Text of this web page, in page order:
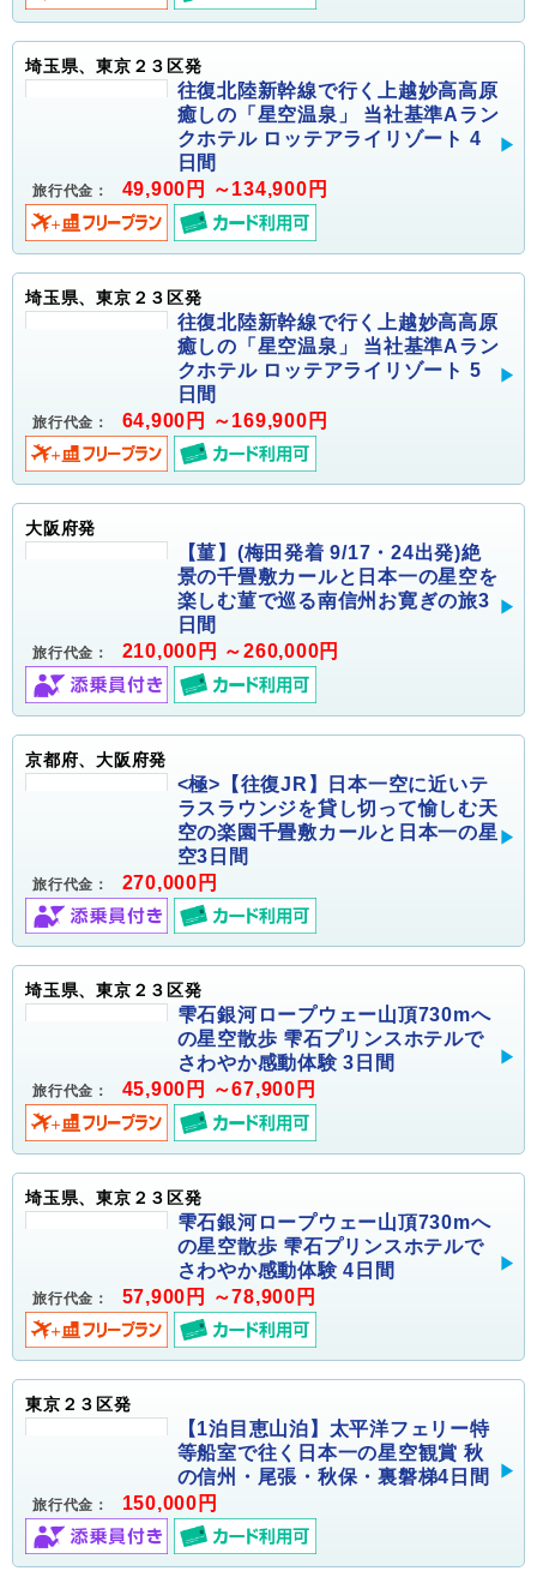
埼玉県、東京２３区発
往復北陸新幹線で行く上越妙高高原
癒しの「星空温泉」 当社基準Aラン
クホテル ロッテアライリゾート 4
日間
旅行代金： 49,900円 ～134,900円
埼玉県、東京２３区発
往復北陸新幹線で行く上越妙高高原
癒しの「星空温泉」 当社基準Aラン
クホテル ロッテアライリゾート 5
日間
旅行代金： 64,900円 ～169,900円
大阪府発
【菫】(梅田発着 9/17・24出発)絶
景の千畳敷カールと日本一の星空を
楽しむ菫で巡る南信州お寛ぎの旅3
日間
旅行代金： 210,000円 ～260,000円
京都府、大阪府発
<極>【往復JR】日本一空に近いテ
ラスラウンジを貸し切って愉しむ天
空の楽園千畳敷カールと日本一の星
空3日間
旅行代金： 270,000円
埼玉県、東京２３区発
雫石銀河ロープウェー山頂730mへ
の星空散歩 雫石プリンスホテルで
さわやか感動体験 3日間
旅行代金： 45,900円 ～67,900円
埼玉県、東京２３区発
雫石銀河ロープウェー山頂730mへ
の星空散歩 雫石プリンスホテルで
さわやか感動体験 4日間
旅行代金： 57,900円 ～78,900円
東京２３区発
【1泊目恵山泊】太平洋フェリー特
等船室で往く日本一の星空観賞 秋
の信州・尾張・秋保・裏磐梯4日間
旅行代金： 150,000円